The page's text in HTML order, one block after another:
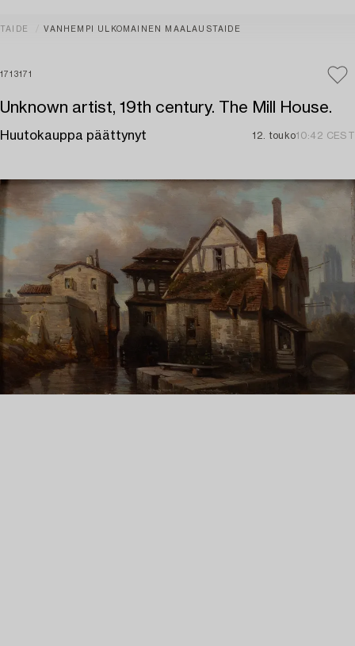
TAIDE VANHEMPI ULKOMAINEN MAALAUSTAIDE
1713171
Unknown artist, 19th century. The Mill House.
Huutokauppa päättynyt 12. touko10:42 CEST